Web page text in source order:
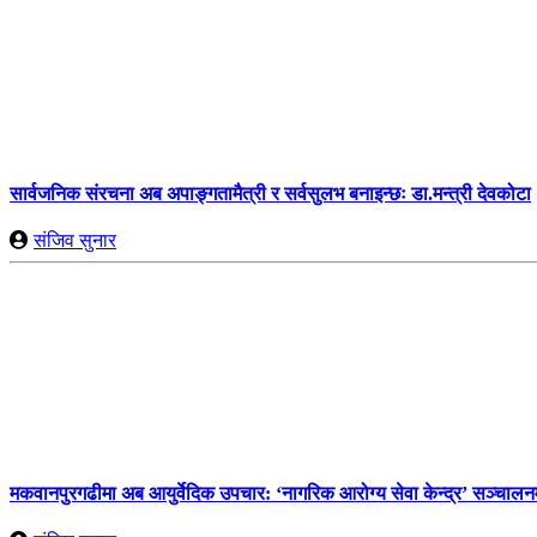
सार्वजनिक संरचना अब अपाङ्गतामैत्री र सर्वसुलभ बनाइन्छः डा.मन्त्री देवकोटा
संजिव सुनार
मकवानपुरगढीमा अब आयुर्वेदिक उपचार: ‘नागरिक आरोग्य सेवा केन्द्र’